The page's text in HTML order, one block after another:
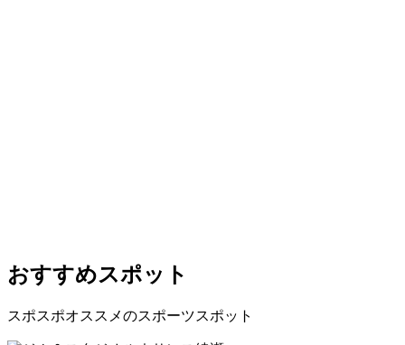
おすすめスポット
スポスポオススメのスポーツスポット